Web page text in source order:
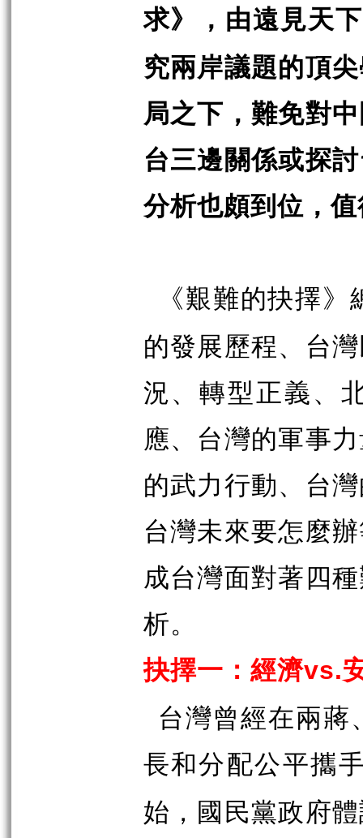
求》，由遠見天
究兩岸議題的頂
局之下，難免對
台三邊關係或探
分析也頗到位，
《艱難的抉擇》
的發展歷程、台
況、轉型正義、
應、台灣的軍事
的武力行動、台
台灣未來要怎麼
成台灣面對著四
析。
抉擇一：經濟vs.
台灣曾經在兩
長和分配公平攜
始，國民黨政府